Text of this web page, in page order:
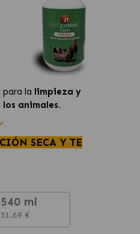
para la limpieza y
animales.
los gérmenes
efectiva.
animales de granja,
la recuperación.
SECA Y TE
540 ml
51.69 €